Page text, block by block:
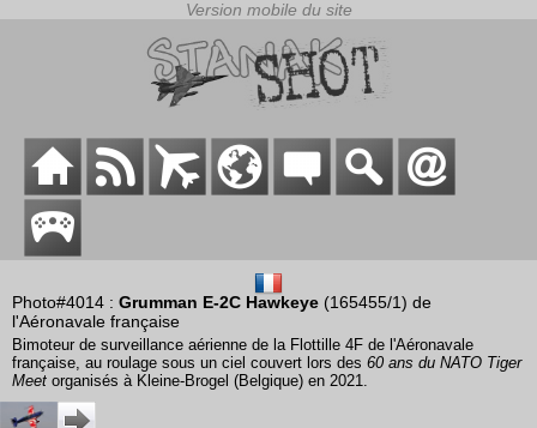
Photo#4014 : Grumman E-2C Hawkeye (165455/1) de
l'Aéronavale française
Bimoteur de surveillance aérienne de la Flottille 4F de l'Aéronavale
française, au roulage sous un ciel couvert lors des 60 ans du NATO Tiger
Meet organisés à Kleine-Brogel (Belgique) en 2021.